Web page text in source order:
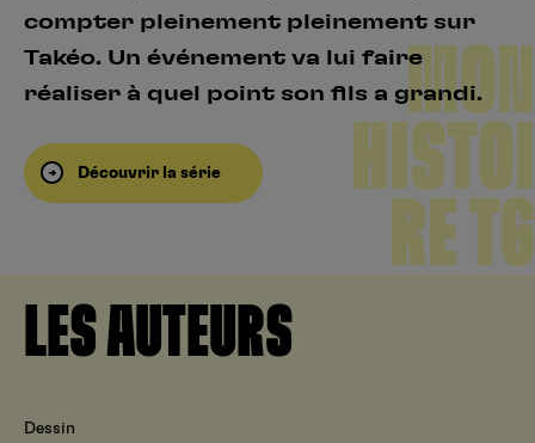
compter pleinement pleinement sur
Takéo. Un événement va lui faire
réaliser à quel point son fils a grandi.
Découvrir la série
MON
HISTOI
RE T6
LES AUTEURS
Dessin